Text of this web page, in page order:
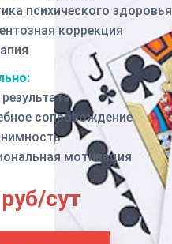
психического здоровья
коррекция
сопровождение
мотивация
сут